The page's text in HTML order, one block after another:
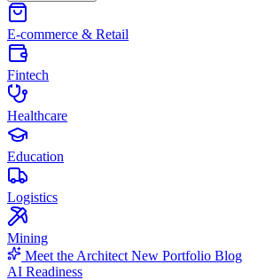
E-commerce & Retail
Fintech
Healthcare
Education
Logistics
Mining
Meet the Architect New Portfolio Blog
AI Readiness